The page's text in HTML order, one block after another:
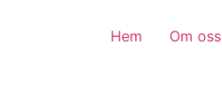
Hem Om oss